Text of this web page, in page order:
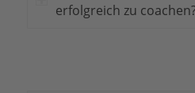
erfolgreich zu